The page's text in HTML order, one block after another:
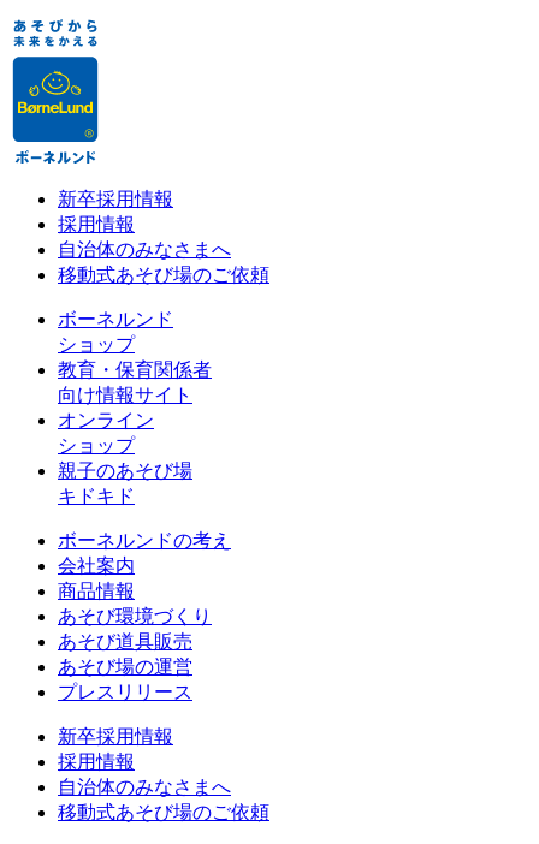
新卒採用情報
採用情報
自治体のみなさまへ
移動式あそび場のご依頼
ボーネルンド
ショップ
教育・保育関係者
向け情報サイト
オンライン
ショップ
親子のあそび場
キドキド
ボーネルンドの考え
会社案内
商品情報
あそび環境づくり
あそび道具販売
あそび場の運営
プレスリリース
新卒採用情報
採用情報
自治体のみなさまへ
移動式あそび場のご依頼